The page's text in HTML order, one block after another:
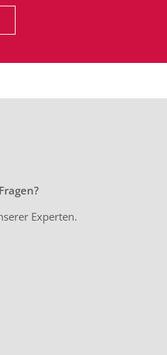
Experten.